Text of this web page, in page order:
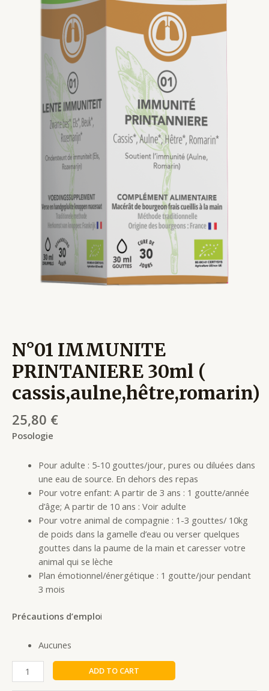
N°01 IMMUNITE
PRINTANIERE 30ml (
cassis,aulne,hêtre,romarin)
25,80 €
Posologie
Pour adulte : 5-10 gouttes/jour, pures ou diluées dans
une eau de source. En dehors des repas
Pour votre enfant: A partir de 3 ans : 1 goutte/année
d’âge; A partir de 10 ans : Voir adulte
Pour votre animal de compagnie : 1-3 gouttes/ 10kg
de poids dans la gamelle d’eau ou verser quelques
gouttes dans la paume de la main et caresser votre
animal qui se lèche
Plan émotionnel/énergétique : 1 goutte/jour pendant
3 mois
Précautions d’emploi
Aucunes
ADD TO CART